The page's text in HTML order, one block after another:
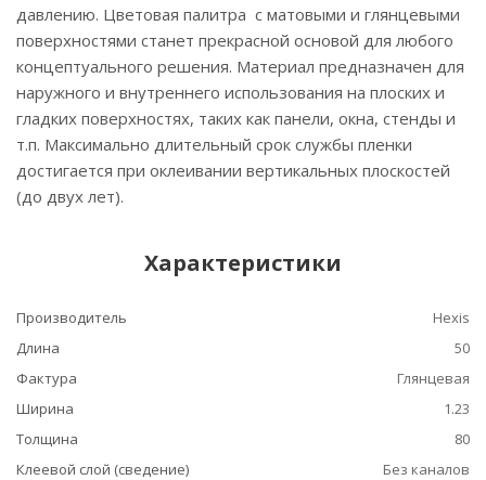
давлению. Цветовая палитра с матовыми и глянцевыми
поверхностями станет прекрасной основой для любого
концептуального решения. Материал предназначен для
наружного и внутреннего использования на плоских и
гладких поверхностях, таких как панели, окна, стенды и
т.п. Максимально длительный срок службы пленки
достигается при оклеивании вертикальных плоскостей
(до двух лет).
Характеристики
Производитель
Hexis
Длина
50
Фактура
Глянцевая
Ширина
1.23
Толщина
80
Клеевой слой (сведение)
Без каналов